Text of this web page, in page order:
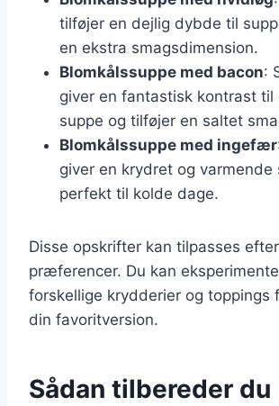
tilføjer en dejlig dybde til
en ekstra smagsdimension.
Blomkålssuppe med bacon:
giver en fantastisk kontrast til
suppe og tilføjer en saltet
Blomkålssuppe med ingefær
giver en krydret og varmende
perfekt til kolde dage.
Disse opskrifter kan tilpasses
præferencer. Du kan
forskellige krydderier og toppings
din favoritversion.
Sådan tilbereder du